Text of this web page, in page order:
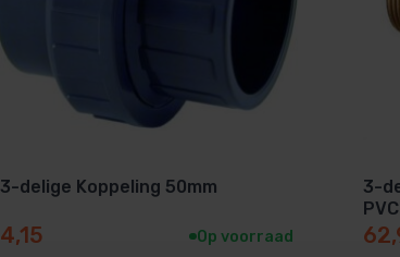
3-delige Koppeling 50mm
4,15 Op voorraad
3-
PVC